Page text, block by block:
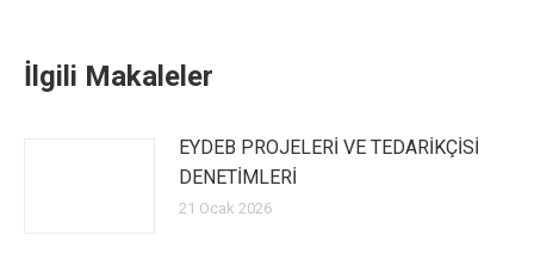
İlgili Makaleler
EYDEB PROJELERİ VE TEDARİKÇİSİ
DENETİMLERİ
21 Ocak 2026